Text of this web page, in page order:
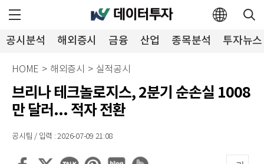
공시분석 해외증시 금융 산업 종목분석 투자뉴스
HOME > 해외증시 > 실적공시
브리나 테크놀로지스, 2분기 순손실 1008
만 달러... 적자 전환
공시팀 / 입력 : 2026-07-09 21:08